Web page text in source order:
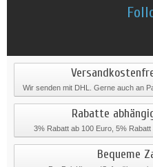
Wir senden mit DHL. Gerne auch an
Rabatte
3% Rabatt ab 100 Euro, 5%
Bequeme